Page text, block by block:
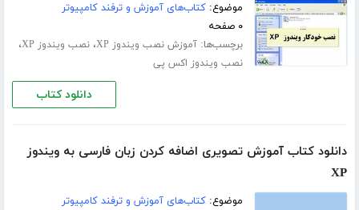
موضوع:کتاب‌های آموزش و ترفند کامپیوتر
۰ صفحه
برچسب‌ها:آموزش نصب ویندوز XP ،نصب ویندوز XP ،
نصب ویندوز اکس پی
دانلود کتاب
دانلود کتاب آموزش تصویری اضافه کردن زبان فارسی به ویندوز
XP
موضوع:کتاب‌های آموزش و ترفند کامپیوتر